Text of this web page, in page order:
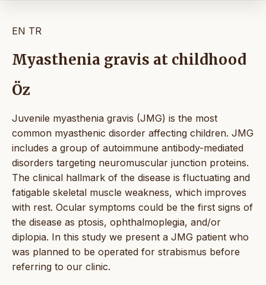
EN TR
Myasthenia gravis at childhood
Öz
Juvenile myasthenia gravis (JMG) is the most
common myasthenic disorder affecting children. JMG
includes a group of autoimmune antibody-mediated
disorders targeting neuromuscular junction proteins.
The clinical hallmark of the disease is fluctuating and
fatigable skeletal muscle weakness, which improves
with rest. Ocular symptoms could be the first signs of
the disease as ptosis, ophthalmoplegia, and/or
diplopia. In this study we present a JMG patient who
was planned to be operated for strabismus before
referring to our clinic.